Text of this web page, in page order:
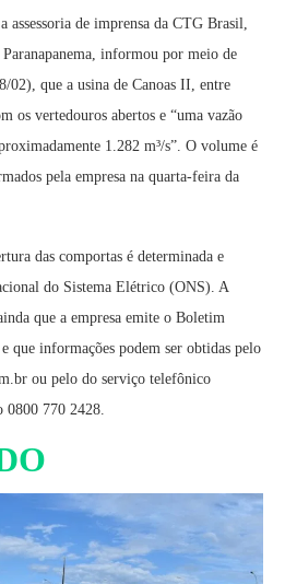
assessoria de imprensa da CTG Brasil,
informou por meio de
02), que a usina de Canoas II, entre
os vertedouros abertos e “uma vazão
1.282 m³/s”. O volume é
pela empresa na quarta-feira da
das comportas é determinada e
do Sistema Elétrico (ONS). A
que a empresa emite o Boletim
que informações podem ser obtidas pelo
ou pelo do serviço telefônico
0800 770 2428.